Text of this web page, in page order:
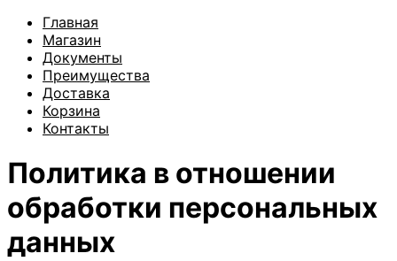
Главная
Магазин
Документы
Преимущества
Доставка
Корзина
Контакты
Политика в отношении
обработки персональных
данных